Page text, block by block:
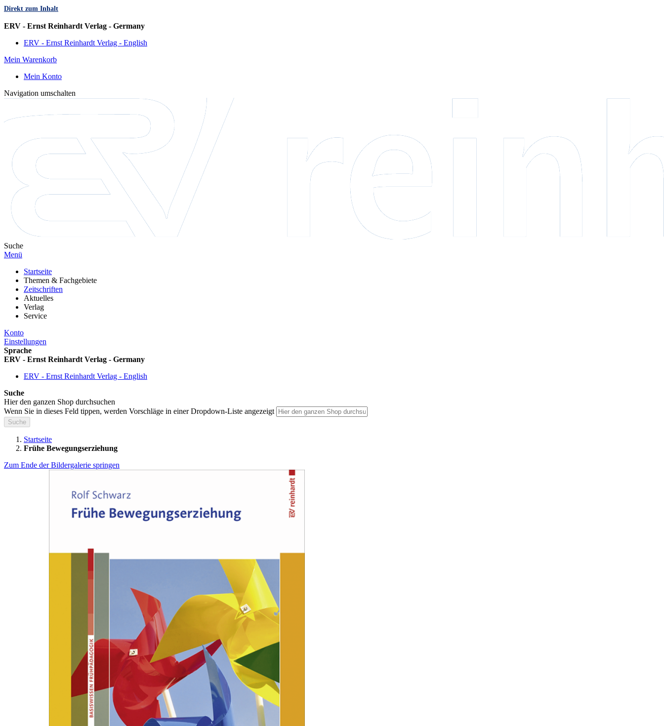
Direkt zum Inhalt
ERV - Ernst Reinhardt Verlag - Germany
ERV - Ernst Reinhardt Verlag - English
Mein Warenkorb
Mein Konto
Navigation umschalten
Suche
Menü
Startseite
Themen & Fachgebiete
Zeitschriften
Aktuelles
Verlag
Service
Konto
Einstellungen
Sprache
ERV - Ernst Reinhardt Verlag - Germany
ERV - Ernst Reinhardt Verlag - English
Suche
Hier den ganzen Shop durchsuchen
Wenn Sie in dieses Feld tippen, werden Vorschläge in einer Dropdown-Liste angezeigt
Suche
Startseite
Frühe Bewegungserziehung
Zum Ende der Bildergalerie springen